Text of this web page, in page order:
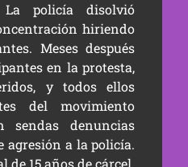
La policía disolvió
hiriendo
Meses después
en la protesta,
y todos ellos
del movimiento
sendas denuncias
agresión a la policía.
15 años de cárcel.